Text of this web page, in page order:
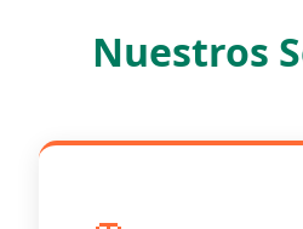
Nuestros